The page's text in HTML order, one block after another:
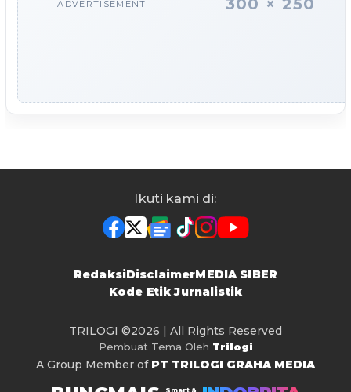
ADVERTISEMENT 300 × 250
Ikuti kami di:
RedaksiDisclaimerMEDIA SIBER
Kode Etik Jurnalistik
TRILOGI ©2026 | All Rights Reserved
Pembuat Tema Oleh Trilogi
A Group Member of PT TRILOGI GRAHA MEDIA